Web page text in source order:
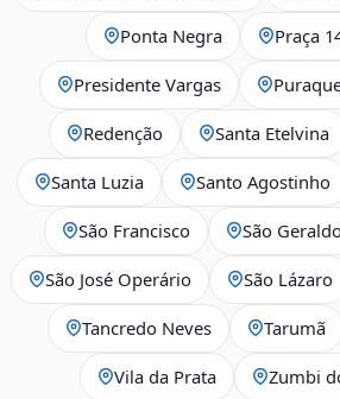
Ponta Negra Praça
Presidente Vargas
Redenção Santa Etelvina
Santa Luzia Santo Agostinho
São Francisco São Geraldo
São José Operário São Lázaro
Tancredo Neves Tarumã
Vila da Prata Zumbi